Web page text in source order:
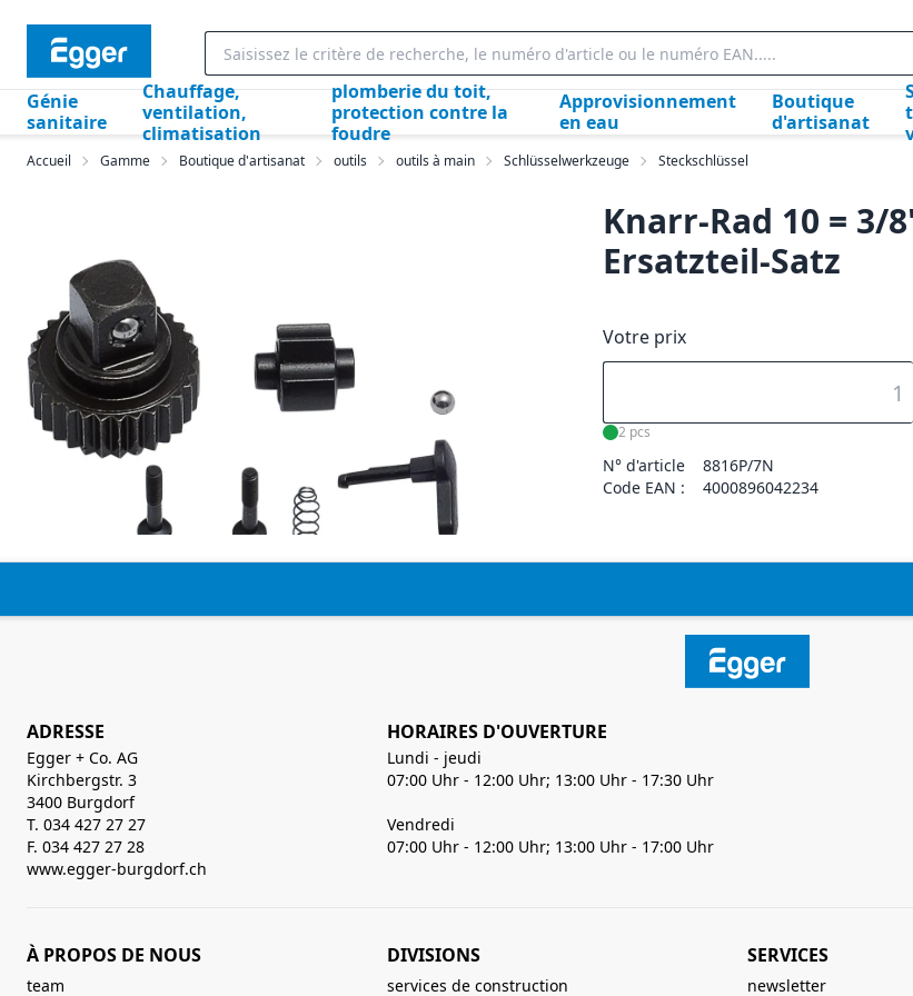
Génie
sanitaire
Chauffage,
ventilation,
climatisation
plomberie du toit,
protection contre la
foudre
Approvisionnement
en eau
Boutique
d'artisanat
Accueil Gamme Boutique d'artisanat outils outils à main Schlüsselwerkzeuge Steckschlüssel
Knarr-Rad 10 = 3/
Ersatzteil-Satz
Votre prix
2 pcs
N° d'article
8816P/7N
Code EAN :
4000896042234
ADRESSE
Egger + Co. AG
Kirchbergstr. 3
3400 Burgdorf
T. 034 427 27 27
F. 034 427 27 28
www.egger-burgdorf.ch
HORAIRES D'OUVERTURE
Lundi - jeudi
07:00 Uhr - 12:00 Uhr; 13:00 Uhr - 17:30 Uhr
Vendredi
07:00 Uhr - 12:00 Uhr; 13:00 Uhr - 17:00 Uhr
À PROPOS DE NOUS
team
DIVISIONS
services de construction
SERVICES
newsletter